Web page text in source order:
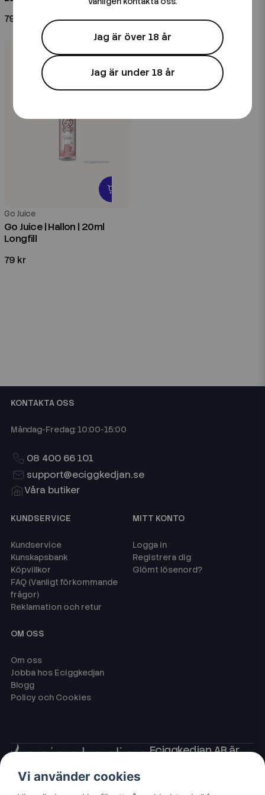
79 kr
99 kr
Go Juice
Go Juice | Hallon | 20ml
Longfill
79 kr
Jag är över 18 år
Jag är under 18 år
KONTAKTA OSS
Måndag-Fredag: 10:00-15:00
08 400 66 101
support@eciggkedjan.se
Våra butiker
KUNDSERVICE
Kundservice
Kunskapsbank
Köpvillkor
FAQ (Vanligt förkommande
frågor)
Reklamation och retur
MITT KONTO
Logga in
Registrera dig
Glömt lösenord?
OM OSS
Om oss
Jobba hos Eciggkedjan
Blogg
Policy och Cookies
Eciggkedjan AB är
som engångsvape,
Vi använder cookies